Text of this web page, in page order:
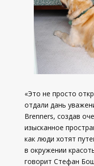
«Это не просто
отдали дань
Brenners, создав
изысканное
как люди хотят
в окружении
говорит Стефан